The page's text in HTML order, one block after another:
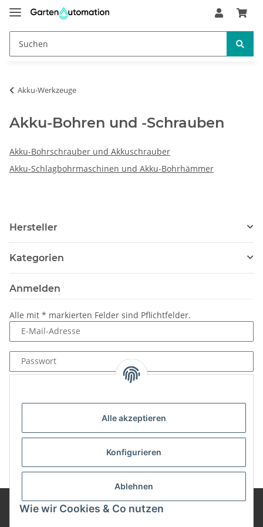
Alle akzeptieren
Konfigurieren
Ablehnen
Wie wir Cookies & Co nutzen
Akku-Werkzeuge
Akku-Bohren und -Schrauben
Akku-Bohrschrauber und Akkuschrauber
Akku-Schlagbohrmaschinen und Akku-Bohrhämmer
Hersteller
Kategorien
Anmelden
Alle mit * markierten Felder sind Pflichtfelder.
E-Mail-Adresse
Passwort
Neu hier?Jetzt registrieren!